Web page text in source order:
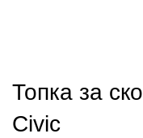
Топка за
Civic